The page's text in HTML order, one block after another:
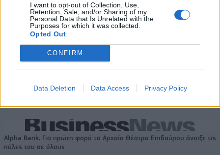
I want to opt-out of Collection, Use,
Retention, Sale, and/or Sharing of my
Personal Data that Is Unrelated with the
Purposes for which it was collected.
Opted Out
CONFIRM
Data Deletion Data Access Privacy Policy
τα EBITDA
Η συμφωνία Arval-Athlon αναδιαμορφώνει την αγορά leasing
VW: Η δύσκολη εξίσωση της
αναδιάρθρωσης
18η συνεχόμενη χρονιά για τον
ΟΤΕ στη διεθνή σειρά δεικτών
Alpha Bank: Για πρώτη φορά το Αρχαίο Θέατρο Επιδαύρου άνοιξε τις
πύλες του σε όλους